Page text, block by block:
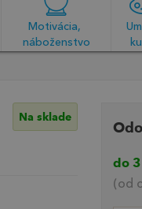
Motivácia,
náboženstvo
Na sklade
do
(od